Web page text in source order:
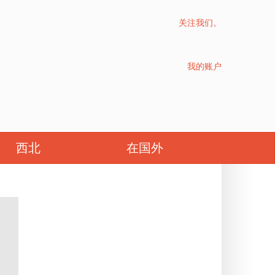
关注我们。
我的账户
西北 在国外
上法兰西